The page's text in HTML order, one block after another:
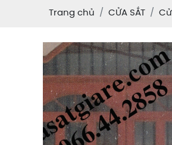
Trang chủ CỬA SẮT